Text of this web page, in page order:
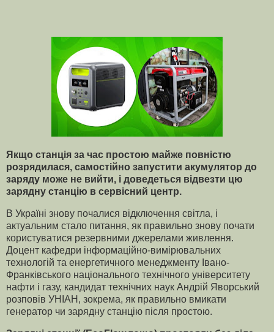
Якщо станція за час простою майже повністю
розрядилася, самостійно запустити акумулятор до
заряду може не вийти, і доведеться відвезти цю
зарядну станцію в сервісний центр.
В Україні знову почалися відключення світла, і
актуальним стало питання, як правильно знову почати
користуватися резервними джерелами живлення.
Доцент кафедри інформаційно-вимірювальних
технологій та енергетичного менеджменту Івано-
Франківського національного технічного університету
нафти і газу, кандидат технічних наук Андрій Яворський
розповів УНІАН, зокрема, як правильно вмикати
генератор чи зарядну станцію після простою.